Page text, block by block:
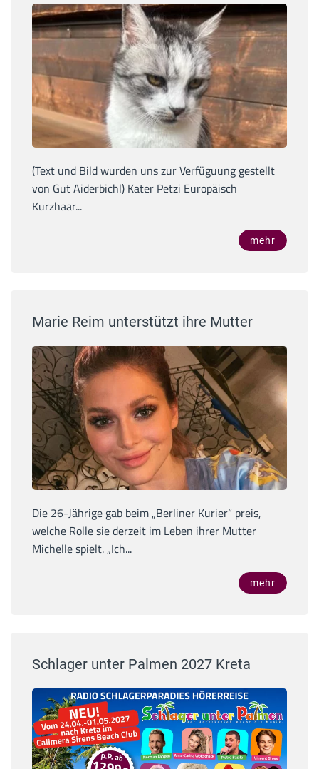
(Text und Bild wurden uns zur Verfüguung gestellt
von Gut Aiderbichl) Kater Petzi Europäisch
Kurzhaar...
mehr
Marie Reim unterstützt ihre Mutter
Die 26-Jährige gab beim „Berliner Kurier“ preis,
welche Rolle sie derzeit im Leben ihrer Mutter
Michelle spielt. „Ich...
mehr
Schlager unter Palmen 2027 Kreta